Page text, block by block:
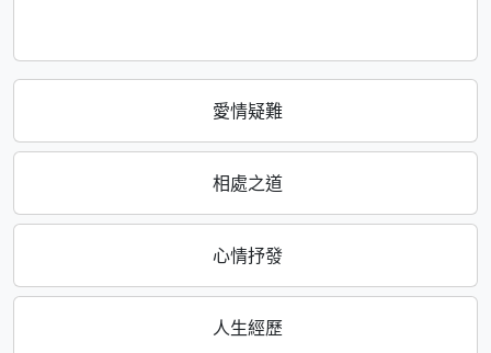
愛情疑難
相處之道
心情抒發
人生經歷